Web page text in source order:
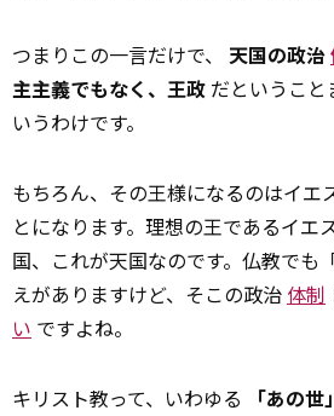
つまりこの一言だけで、 天国の政治
主主義でもなく、王政 だということ
いうわけです。
もちろん、その王様になるのはイエ
とになります。理想の王であるイエ
国、これが天国なのです。仏教でも
えがありますけど、そこの政治 体制
い ですよね。
キリスト教って、いわゆる
「あの